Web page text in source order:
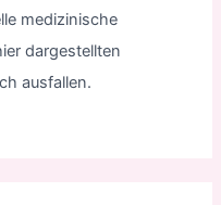
medizinische
dargestellten
ausfallen.